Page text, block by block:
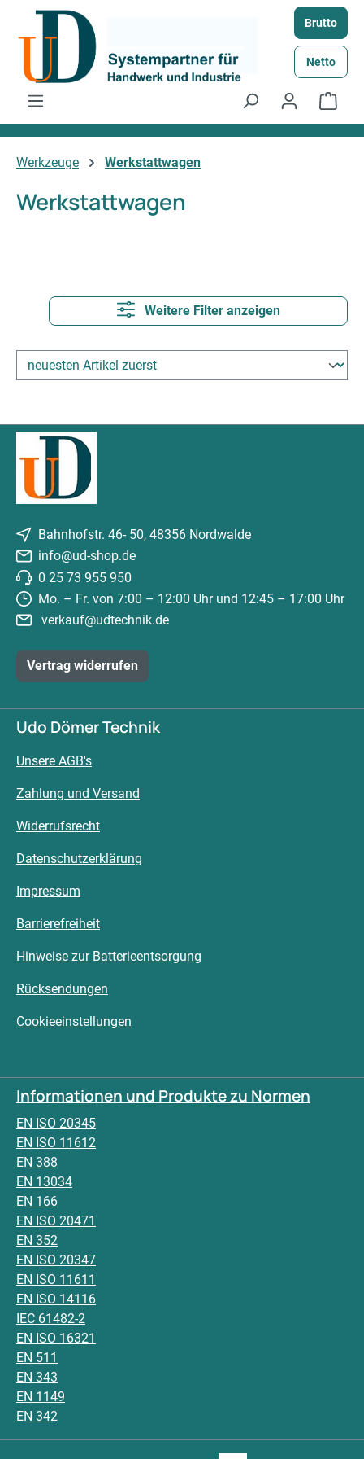
Zum Hauptinhalt springen Brutto
Netto
Werkzeuge Werkstattwagen
Werkstattwagen
Weitere Filter anzeigen
Bahnhofstr. 46- 50, 48356 Nordwalde
info@ud-shop.de
0 25 73 955 950
Mo. – Fr. von 7:00 – 12:00 Uhr und 12:45 – 17:00 Uhr
verkauf@udtechnik.de
Vertrag widerrufen
Udo Dömer Technik
Unsere AGB's
Zahlung und Versand
Widerrufsrecht
Datenschutzerklärung
Impressum
Barrierefreiheit
Hinweise zur Batterieentsorgung
Rücksendungen
Cookieeinstellungen
Informationen und Produkte zu Normen
EN ISO 20345
EN ISO 11612
EN 388
EN 13034
EN 166
EN ISO 20471
EN 352
EN ISO 20347
EN ISO 11611
EN ISO 14116
IEC 61482-2
EN ISO 16321
EN 511
EN 343
EN 1149
EN 342